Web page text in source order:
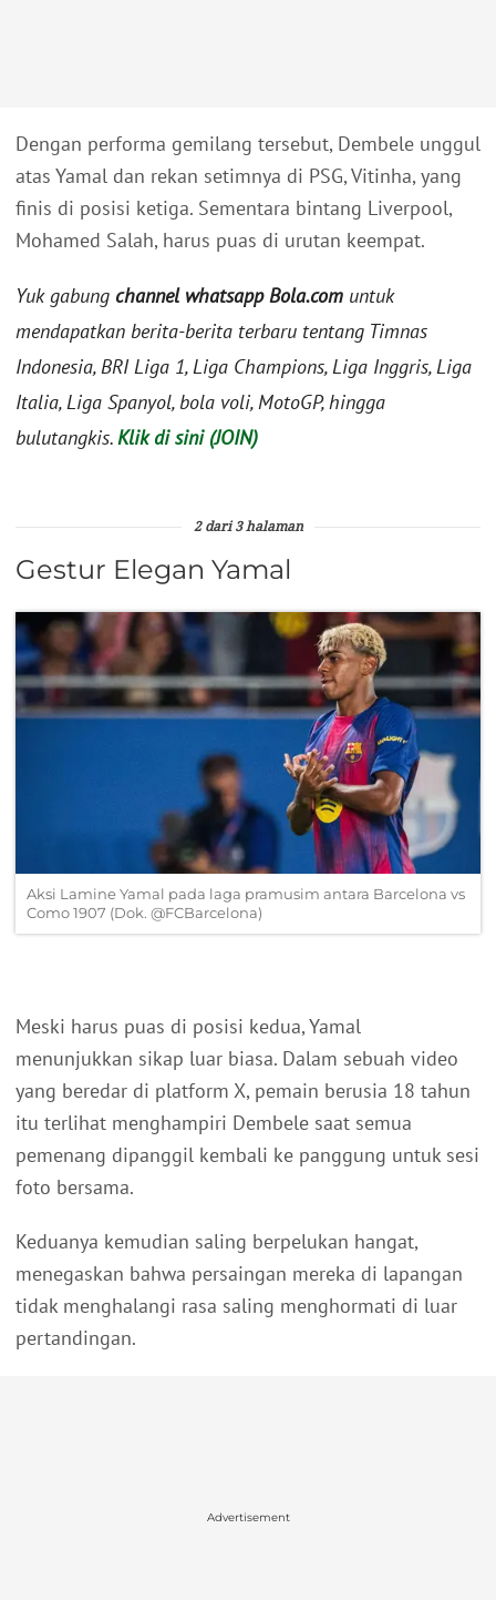
Dengan performa gemilang tersebut, Dembele unggul
atas Yamal dan rekan setimnya di PSG, Vitinha, yang
finis di posisi ketiga. Sementara bintang Liverpool,
Mohamed Salah, harus puas di urutan keempat.
Yuk gabung channel whatsapp Bola.com untuk
mendapatkan berita-berita terbaru tentang Timnas
Indonesia, BRI Liga 1, Liga Champions, Liga Inggris, Liga
Italia, Liga Spanyol, bola voli, MotoGP, hingga
bulutangkis.Klik di sini (JOIN)
2 dari 3 halaman
Gestur Elegan Yamal
Aksi Lamine Yamal pada laga pramusim antara Barcelona vs
Como 1907 (Dok. @FCBarcelona)
Meski harus puas di posisi kedua, Yamal
menunjukkan sikap luar biasa. Dalam sebuah video
yang beredar di platform X, pemain berusia 18 tahun
itu terlihat menghampiri Dembele saat semua
pemenang dipanggil kembali ke panggung untuk sesi
foto bersama.
Keduanya kemudian saling berpelukan hangat,
menegaskan bahwa persaingan mereka di lapangan
tidak menghalangi rasa saling menghormati di luar
pertandingan.
Advertisement